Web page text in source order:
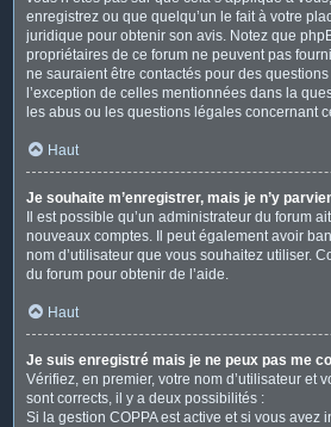
enregistrez ou que quelqu’un le fait à votre
juridique pour obtenir son avis. Notez que
propriétaires de ce forum ne peuvent pas
ne sauraient être contactés pour des
l’exception de celles mentionnées dans la
les abus ou les questions légales concernant
Haut
Je souhaite m’enregistrer, mais je n’y
Il est possible qu’un administrateur du forum
nouveaux comptes. Il peut également avoir
nom d’utilisateur que vous souhaitez utiliser.
du forum pour obtenir de l’aide.
Haut
Je suis enregistré mais je ne peux pas me
Vérifiez, en premier, votre nom d’utilisateur et
sont corrects, il y a deux possibilités :
Si la gestion COPPA est active et si vous avez